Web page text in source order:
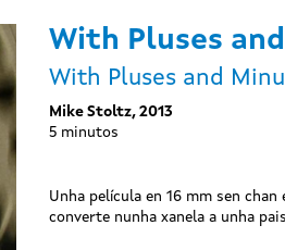
With Pluses
With Pluses and
Mike Stoltz, 2013
5 minutos
Unha película en 16 mm sen
converte nunha xanela a unha